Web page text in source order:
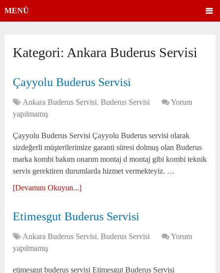
MENÜ
Kategori: Ankara Buderus Servisi
Çayyolu Buderus Servisi
Ankara Buderus Servisi,Buderus Servisi
Yorum
yapılmamış
Çayyolu Buderus Servisi Çayyolu Buderus servisi olarak
sizdeğerli müşterilerimize garanti süresi dolmuş olan Buderus
marka kombi bakım onarım montaj d montaj gibi kombi teknik
servis gerektiren durumlarda hizmet vermekteyiz. …
[Devamını Okuyun...]
Etimesgut Buderus Servisi
Ankara Buderus Servisi,Buderus Servisi
Yorum
yapılmamış
etimesgut buderus servisi Etimesgut Buderus Servisi